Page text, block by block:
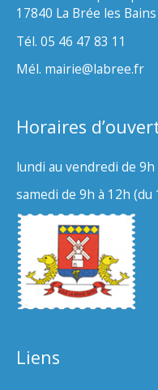
17840 La Brée les Bains
Tél. 05 46 47 83 11
Mél. mairie@labree.fr
Horaires
lundi au vendredi de 9h
samedi de 9h à 12h
Liens